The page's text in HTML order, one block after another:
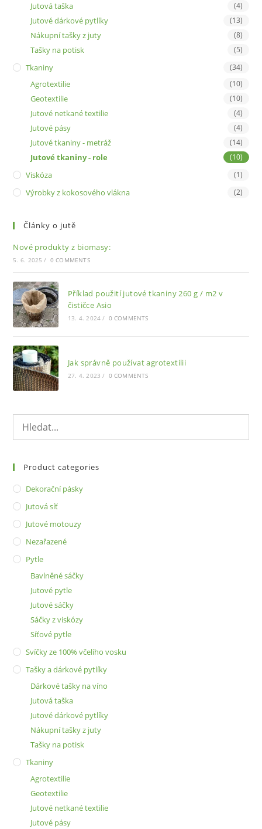
Jutová taška (4)
Jutové dárkové pytlíky (13)
Nákupní tašky z juty (8)
Tašky na potisk (5)
Tkaniny (34)
Agrotextilie (10)
Geotextilie (10)
Jutové netkané textilie (4)
Jutové pásy (4)
Jutové tkaniny - metráž (14)
Jutové tkaniny - role (10)
Viskóza (1)
Výrobky z kokosového vlákna (2)
Články o jutě
Nové produkty z biomasy:
5. 6. 2025 / 0 COMMENTS
Příklad použití jutové tkaniny 260 g / m2 v
čističce Asio
13. 4. 2024 / 0 COMMENTS
Jak správně používat agrotextilii
27. 4. 2023 / 0 COMMENTS
Product categories
Dekorační pásky
Jutová síť
Jutové motouzy
Nezařazené
Pytle
Bavlněné sáčky
Jutové pytle
Jutové sáčky
Sáčky z viskózy
Síťové pytle
Svíčky ze 100% včelího vosku
Tašky a dárkové pytlíky
Dárkové tašky na víno
Jutová taška
Jutové dárkové pytlíky
Nákupní tašky z juty
Tašky na potisk
Tkaniny
Agrotextilie
Geotextilie
Jutové netkané textilie
Jutové pásy